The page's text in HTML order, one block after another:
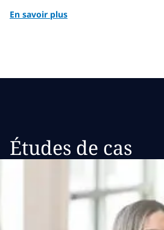
En savoir plus
Études de cas